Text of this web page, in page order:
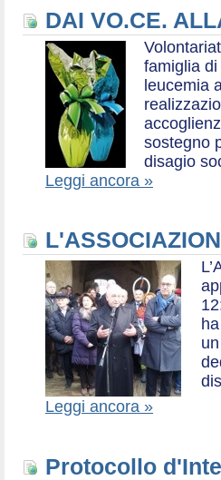
DAI VO.CE.
famiglia di
leucemia
sostegno
disagio
Leggi ancora »
Leggi ancora »
Protocollo